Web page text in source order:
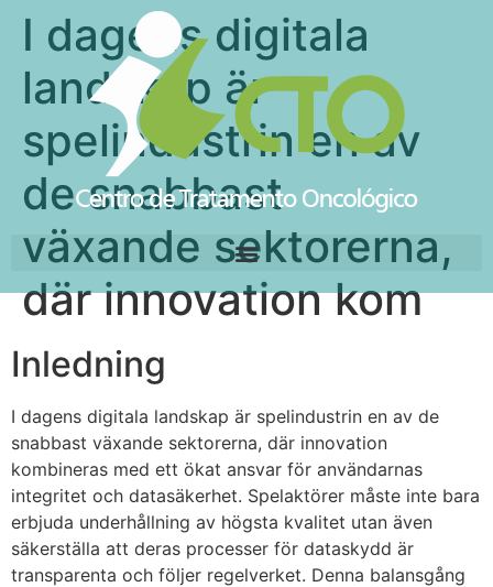
I dagens digitala
landskap är
spelindustrin en av
de snabbast
växande sektorerna,
där innovation kom
Inledning
I dagens digitala landskap är spelindustrin en av de
snabbast växande sektorerna, där innovation
kombineras med ett ökat ansvar för användarnas
integritet och datasäkerhet. Spelaktörer måste inte bara
erbjuda underhållning av högsta kvalitet utan även
säkerställa att deras processer för dataskydd är
transparenta och följer regelverket. Denna balansgång